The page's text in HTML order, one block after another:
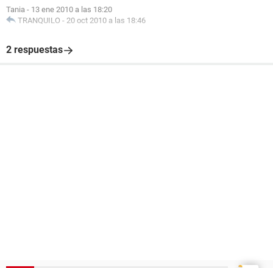
Tania - 13 ene 2010 a las 18:20
TRANQUILO - 20 oct 2010 a las 18:46
2 respuestas